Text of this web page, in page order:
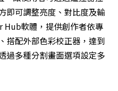
即可調整亮度、對比度及輸
Hub軟體，提供創作者依專
搭配外部色彩校正器，達到
過多種分割畫面選項設定多